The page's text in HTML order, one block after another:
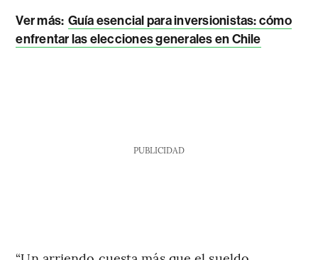
Ver más: Guía esencial para inversionistas: cómo
enfrentar las elecciones generales en Chile
PUBLICIDAD